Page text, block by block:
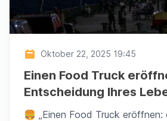
Oktober 22, 2025 19:45
Einen Food Truck
Entscheidung Ihres
ist der Grund dafür)
🍔 „Einen Food Truck eröffnen: